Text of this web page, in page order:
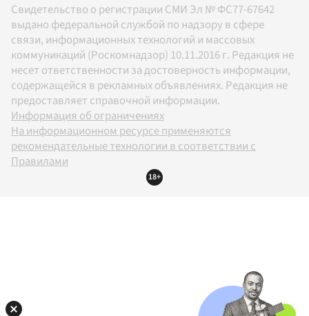
Свидетельство о регистрации СМИ Эл № ФС77-67642
выдано федеральной службой по надзору в сфере
связи, информационных технологий и массовых
коммуникаций (Роскомнадзор) 10.11.2016 г. Редакция не
несет ответственности за достоверность информации,
содержащейся в рекламных объявлениях. Редакция не
предоставляет справочной информации.
Информация об ограничениях
На информационном ресурсе применяются
рекомендательные технологии в соответствии с
Правилами
18+